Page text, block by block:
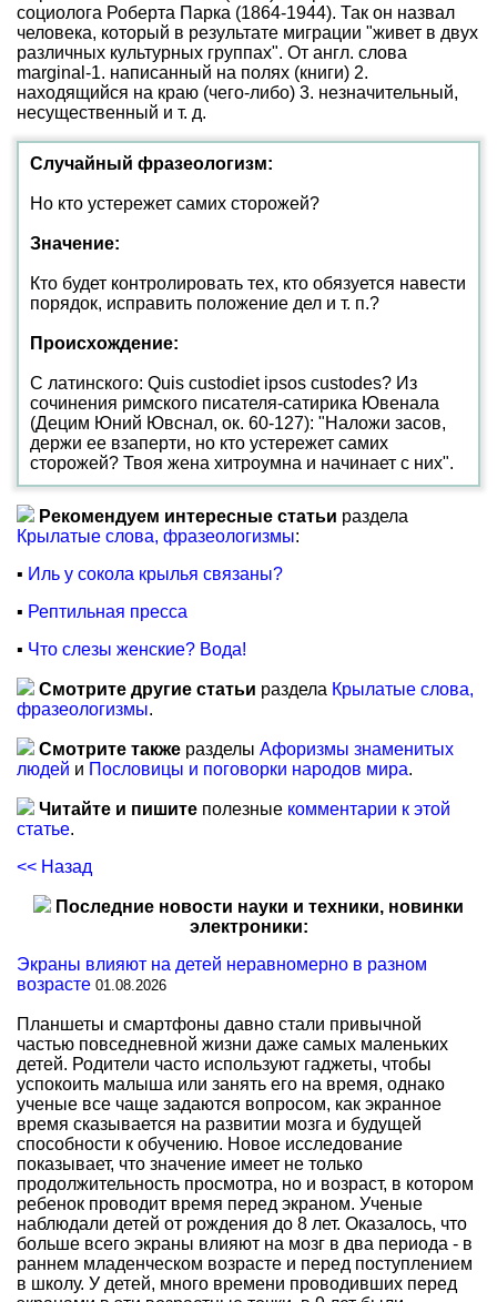
социолога Роберта Парка (1864-1944). Так он назвал
человека, который в результате миграции "живет в двух
различных культурных группах". От англ. слова
marginal-1. написанный на полях (книги) 2.
находящийся на краю (чего-либо) 3. незначительный,
несущественный и т. д.
Случайный фразеологизм:
Но кто устережет самих сторожей?
Значение:
Кто будет контролировать тех, кто обязуется навести
порядок, исправить положение дел и т. п.?
Происхождение:
С латинского: Quis custodiet ipsos custodes? Из
сочинения римского писателя-сатирика Ювенала
(Децим Юний Ювснал, ок. 60-127): "Наложи засов,
держи ее взаперти, но кто устережет самих
сторожей? Твоя жена хитроумна и начинает с них".
Рекомендуем интересные статьи раздела
Крылатые слова, фразеологизмы:
▪ Иль у сокола крылья связаны?
▪ Рептильная пресса
▪ Что слезы женские? Вода!
Смотрите другие статьи раздела Крылатые слова,
фразеологизмы.
Смотрите также разделы Афоризмы знаменитых
людей и Пословицы и поговорки народов мира.
Читайте и пишите полезные комментарии к этой
статье.
<< Назад
Последние новости науки и техники, новинки
электроники:
Экраны влияют на детей неравномерно в разном
возрасте 01.08.2026
Планшеты и смартфоны давно стали привычной
частью повседневной жизни даже самых маленьких
детей. Родители часто используют гаджеты, чтобы
успокоить малыша или занять его на время, однако
ученые все чаще задаются вопросом, как экранное
время сказывается на развитии мозга и будущей
способности к обучению. Новое исследование
показывает, что значение имеет не только
продолжительность просмотра, но и возраст, в котором
ребенок проводит время перед экраном. Ученые
наблюдали детей от рождения до 8 лет. Оказалось, что
больше всего экраны влияют на мозг в два периода - в
раннем младенческом возрасте и перед поступлением
в школу. У детей, много времени проводивших перед